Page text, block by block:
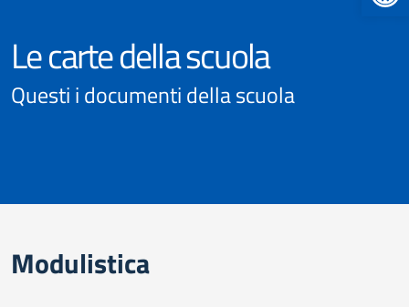
Le carte della scuola
Questi i documenti della scuola
Modulistica